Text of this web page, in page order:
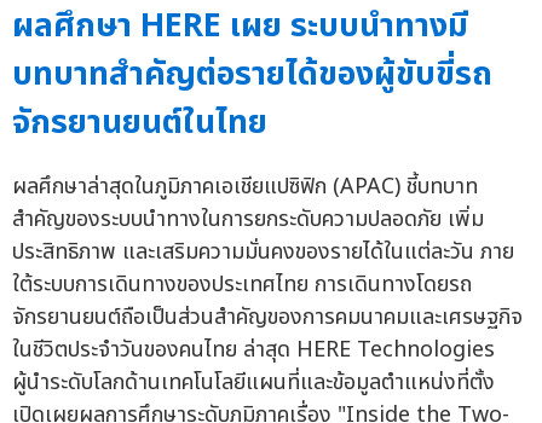
ผลศึกษา HERE เผย ระบบนำทางมี
บทบาทสำคัญต่อรายได้ของผู้ขับขี่รถ
จักรยานยนต์ในไทย
ผลศึกษาล่าสุดในภูมิภาคเอเชียแปซิฟิก (APAC) ชี้บทบาท
สำคัญของระบบนำทางในการยกระดับความปลอดภัย เพิ่ม
ประสิทธิภาพ และเสริมความมั่นคงของรายได้ในแต่ละวัน ภาย
ใต้ระบบการเดินทางของประเทศไทย การเดินทางโดยรถ
จักรยานยนต์ถือเป็นส่วนสำคัญของการคมนาคมและเศรษฐกิจ
ในชีวิตประจำวันของคนไทย ล่าสุด HERE Technologies
ผู้นำระดับโลกด้านเทคโนโลยีแผนที่และข้อมูลตำแหน่งที่ตั้ง
เปิดเผยผลการศึกษาระดับภูมิภาคเรื่อง "Inside the Two-